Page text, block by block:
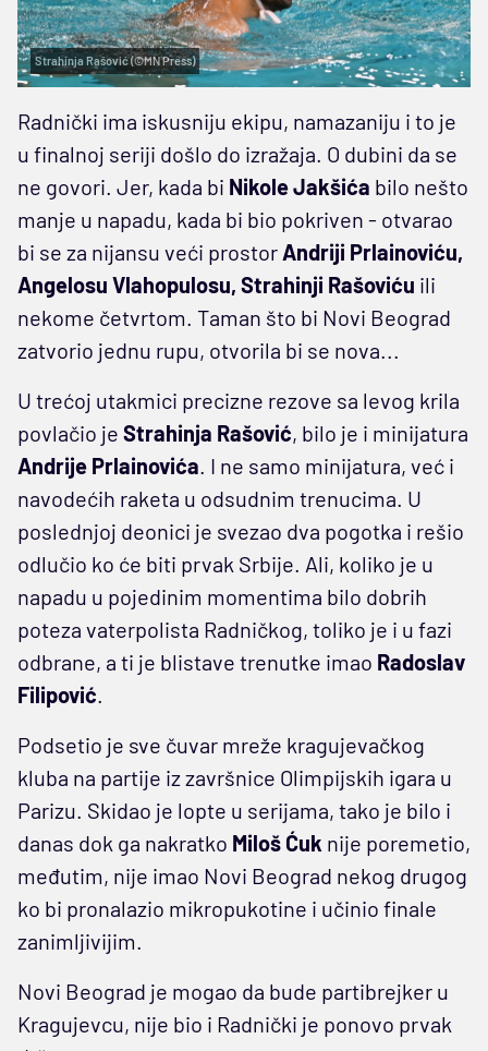
Strahinja Rašović (©MN Press)
Radnički ima iskusniju ekipu, namazaniju i to je
u finalnoj seriji došlo do izražaja. O dubini da se
ne govori. Jer, kada bi Nikole Jakšića bilo nešto
manje u napadu, kada bi bio pokriven - otvarao
bi se za nijansu veći prostor Andriji Prlainoviću,
Angelosu Vlahopulosu, Strahinji Rašoviću ili
nekome četvrtom. Taman što bi Novi Beograd
zatvorio jednu rupu, otvorila bi se nova...
U trećoj utakmici precizne rezove sa levog krila
povlačio je Strahinja Rašović, bilo je i minijatura
Andrije Prlainovića. I ne samo minijatura, već i
navodećih raketa u odsudnim trenucima. U
poslednjoj deonici je svezao dva pogotka i rešio
odlučio ko će biti prvak Srbije. Ali, koliko je u
napadu u pojedinim momentima bilo dobrih
poteza vaterpolista Radničkog, toliko je i u fazi
odbrane, a ti je blistave trenutke imao Radoslav
Filipović.
Podsetio je sve čuvar mreže kragujevačkog
kluba na partije iz završnice Olimpijskih igara u
Parizu. Skidao je lopte u serijama, tako je bilo i
danas dok ga nakratko Miloš Ćuk nije poremetio,
međutim, nije imao Novi Beograd nekog drugog
ko bi pronalazio mikropukotine i učinio finale
zanimljivijim.
Novi Beograd je mogao da bude partibrejker u
Kragujevcu, nije bio i Radnički je ponovo prvak